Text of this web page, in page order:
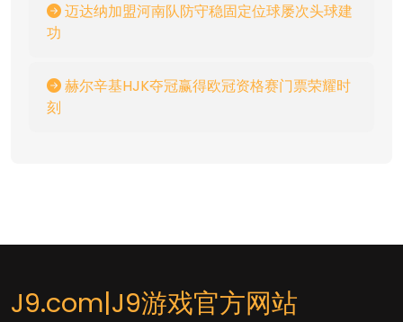
迈达纳加盟河南队防守稳固定位球屡次头球建
功
赫尔辛基HJK夺冠赢得欧冠资格赛门票荣耀时
刻
J9.com|J9游戏官方网站